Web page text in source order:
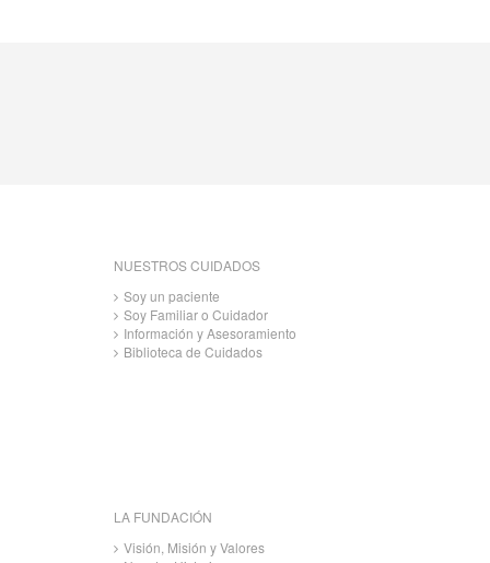
NUESTROS CUIDADOS
Soy un paciente
Soy Familiar o Cuidador
Información y Asesoramiento
Biblioteca de Cuidados
LA FUNDACIÓN
Visión, Misión y Valores